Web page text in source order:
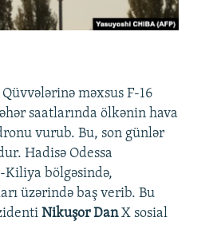
məxsus F-16
saatlarında ölkənin hava
vurub. Bu, son günlər
Hadisə Odessa
Kiliya bölgəsində,
üzərində baş verib. Bu
Nikuşor DanX sosial